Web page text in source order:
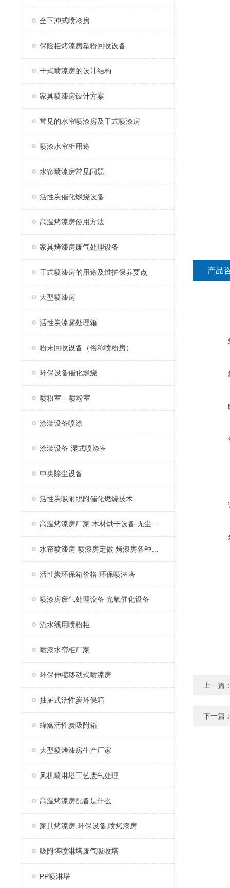
全下冲式喷漆房
保险柜烤漆房塑粉回收设备
干式喷漆房的设计结构
家具喷漆房设计方案
常见的水帘喷漆房及干式喷漆房
喷漆水帘柜用途
水帘喷漆房常见问题
活性炭催化燃烧设备
高温烤漆房使用方法
家具烤漆房废气处理设备
干式喷漆房的用途及维护保养要点
大型喷漆房
活性炭漆雾处理箱
粉末回收设备（俗称喷粉房）
环保设备催化燃烧
喷粉室---喷粉室
涂装设备喷涂
涂装设备-湿式喷漆室
中央除尘设备
活性炭吸附脱附催化燃烧技术
活性炭环保箱价格 环保喷淋塔
喷漆房废气处理设备 光氧催化设备
流水线用喷粉柜
喷漆水帘柜厂家
环保伸缩移动式喷漆房
抽屉式活性炭环保箱
蜂窝活性炭吸附箱
大型喷烤漆房生产厂家
风机喷淋塔工艺废气处理
高温烤漆房配备是什么
家具烤漆房,环保设备,喷烤漆房
吸附塔喷淋塔废气吸收塔
PP喷淋塔
产品
上一篇
下一篇